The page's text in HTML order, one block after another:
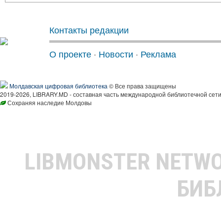
Контакты редакции
О проекте · Новости · Реклама
Молдавская цифровая библиотека © Все права защищены
2019-2026, LIBRARY.MD - составная часть международной библиотечной
Сохраняя наследие Молдовы
LIBMONSTER